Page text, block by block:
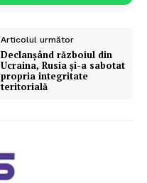
Articolul următor
Declanșând războiul din
Ucraina, Rusia și-a sabotat
propria integritate
teritorială